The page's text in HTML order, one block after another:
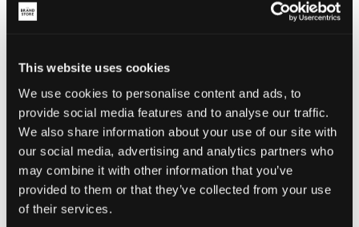
This website uses cookies
We use cookies to personalise content and ads, to
provide social media features and to analyse our traffic.
We also share information about your use of our site with
our social media, advertising and analytics partners who
may combine it with other information that you’ve
provided to them or that they’ve collected from your use
of their services.
Petit Parfait
CHOISIR LA TAILLE
Livraison gratuite à partir de 69 €
Garantie de remboursement pendant 60 jours